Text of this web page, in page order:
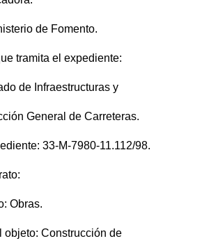
de Fomento.
tramita el expediente:
de Infraestructuras y
General de Carreteras.
33-M-7980-11.112/98.
Obras.
objeto: Construcción de